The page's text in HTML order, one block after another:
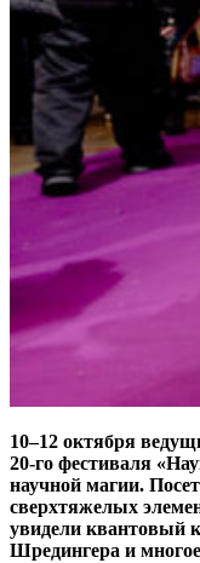
10–12 октября
20‑го фестиваля
научной магии.
сверхтяжелых
увидели квантовый
Шредингера и